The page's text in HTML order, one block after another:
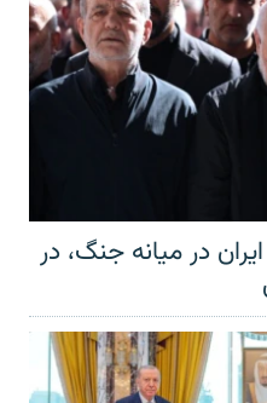
در میانه جنگ، در